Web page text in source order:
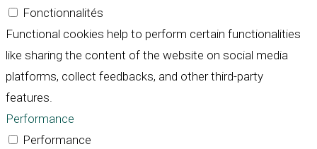
Fonctionnalités
Functional cookies help to perform certain functionalities
like sharing the content of the website on social media
platforms, collect feedbacks, and other third-party
features.
Performance
Performance